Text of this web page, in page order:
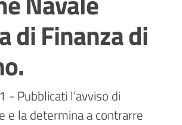
di Finanza di
Pubblicati l’avviso di
e la determina a contrarre